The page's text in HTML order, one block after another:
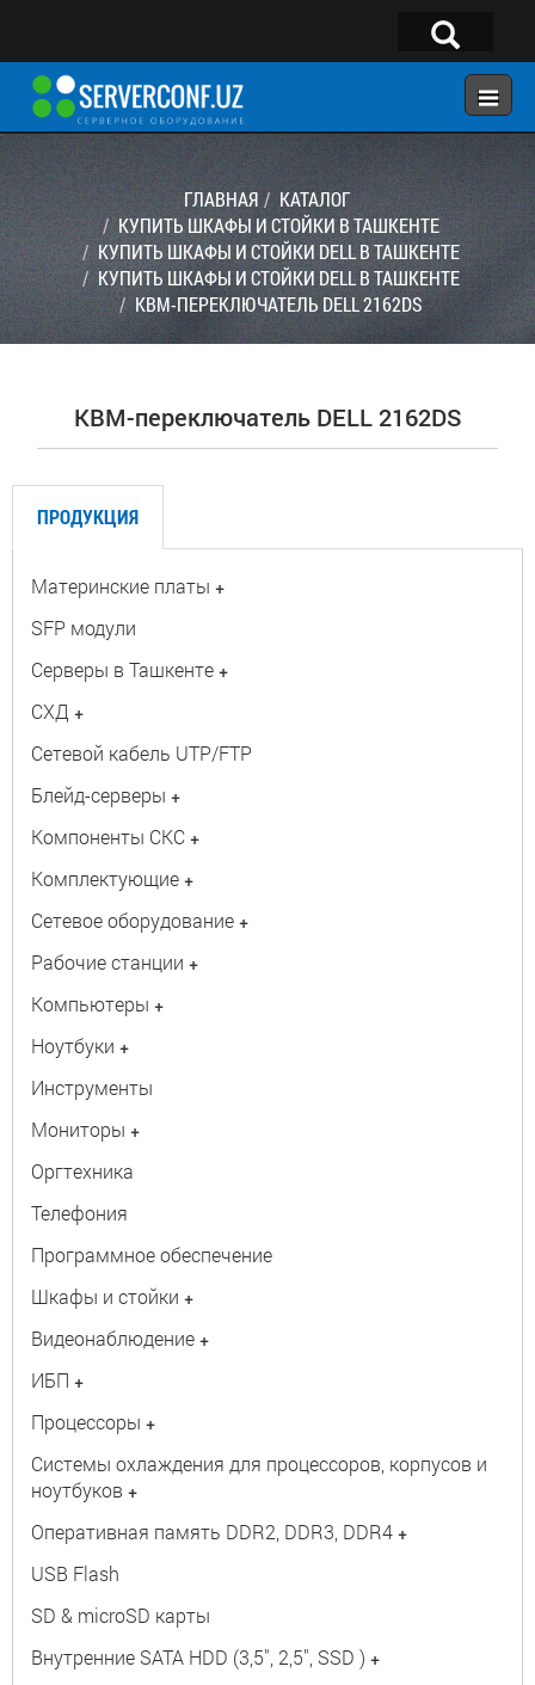
×
ГЛАВНАЯ
КОНФИГУРАТОР
КАТАЛОГ
Telegram:@serverconf_uz
Тел: (90) 932-18-00
ГЛАВНАЯ
КАТАЛОГ
КУПИТЬ ШКАФЫ И СТОЙКИ В ТАШКЕНТЕ
КУПИТЬ ШКАФЫ И СТОЙКИ DELL В ТАШКЕНТЕ
КУПИТЬ ШКАФЫ И СТОЙКИ DELL В ТАШКЕНТЕ
КВМ-ПЕРЕКЛЮЧАТЕЛЬ DELL 2162DS
КВМ-переключатель DELL 2162DS
ПРОДУКЦИЯ
Материнские платы +
SFP модули
Серверы в Ташкенте +
СХД +
Сетевой кабель UTP/FTP
Блейд-серверы +
Компоненты СКС +
Комплектующие +
Сетевое оборудование +
Рабочие станции +
Компьютеры +
Ноутбуки +
Инструменты
Мониторы +
Оргтехника
Телефония
Программное обеспечение
Шкафы и стойки +
Видеонаблюдение +
ИБП +
Процессоры +
Системы охлаждения для процессоров, корпусов и
ноутбуков +
Оперативная память DDR2, DDR3, DDR4 +
USB Flash
SD & microSD карты
Внутренние SATA HDD (3,5", 2,5", SSD ) +